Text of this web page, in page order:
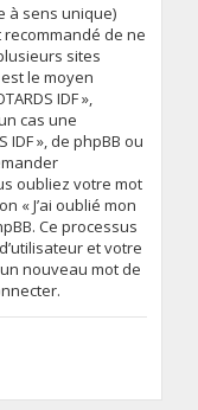
à sens unique)
recommandé de ne
sites
le moyen
IDF »,
cas une
IDF », de phpBB ou
oubliez votre mot
« J’ai oublié mon
Ce processus
et votre
nouveau mot de